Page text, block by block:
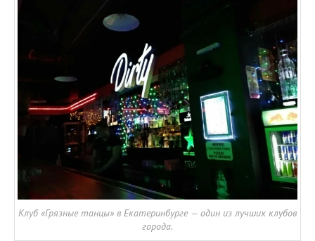
Клуб «Грязные танцы» в Екатеринбурге — один из лучших клубов
города.